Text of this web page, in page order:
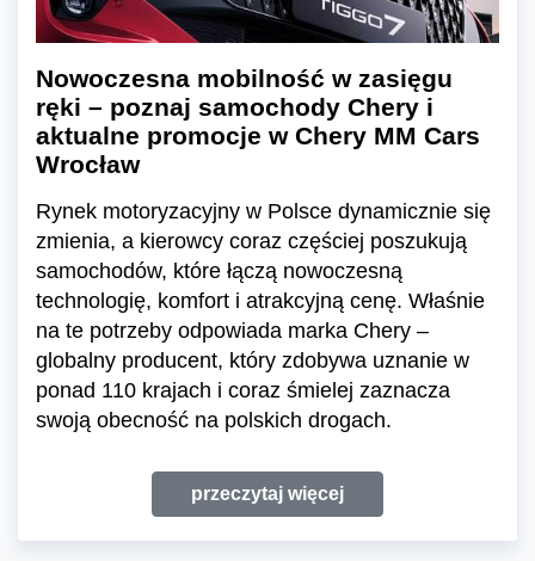
Nowoczesna mobilność w zasięgu
ręki – poznaj samochody Chery i
aktualne promocje w Chery MM Cars
Wrocław
Rynek motoryzacyjny w Polsce dynamicznie się
zmienia, a kierowcy coraz częściej poszukują
samochodów, które łączą nowoczesną
technologię, komfort i atrakcyjną cenę. Właśnie
na te potrzeby odpowiada marka Chery –
globalny producent, który zdobywa uznanie w
ponad 110 krajach i coraz śmielej zaznacza
swoją obecność na polskich drogach.
przeczytaj więcej